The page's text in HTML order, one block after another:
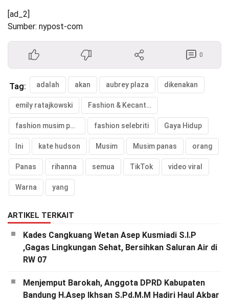
[ad_2]
Sumber: nypost-com
0
Tag: adalah akan aubrey plaza dikenakan
emily ratajkowski Fashion & Kecantikan
fashion musim panas fashion selebriti Gaya Hidup
Ini kate hudson Musim Musim panas orang
Panas rihanna semua TikTok video viral
Warna yang
ARTIKEL TERKAIT
Kades Cangkuang Wetan Asep Kusmiadi S.I.P
,Gagas Lingkungan Sehat, Bersihkan Saluran Air di
RW 07
Menjemput Barokah, Anggota DPRD Kabupaten
Bandung H.Asep Ikhsan S.Pd.M.M Hadiri Haul Akbar